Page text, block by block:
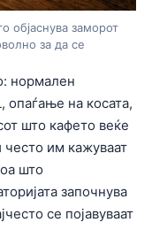
објаснува заморот
за да се
нормален
опаѓање на косата,
што кафето веќе
им кажуваат
што
започнува
се појавуваат